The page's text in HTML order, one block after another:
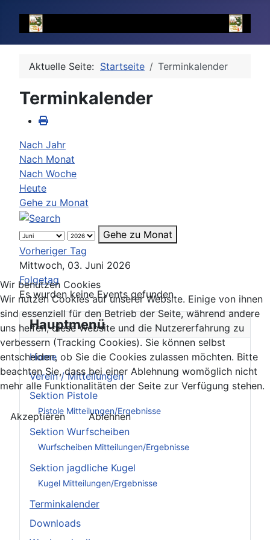
Hauptmenü
Home
Verein / Mitteilungen
Sektion Pistole
Pistole Mitteilungen/Ergebnisse
Sektion Wurfscheiben
Wurfscheiben Mitteilungen/Ergebnisse
Sektion jagdliche Kugel
Kugel Mitteilungen/Ergebnisse
Terminkalender
Downloads
Aktuelle Seite: Startseite Terminkalender
Terminkalender
Nach Jahr
Nach Monat
Nach Woche
Heute
Gehe zu Monat
Gehe zu Monat
Vorheriger Tag
Mittwoch, 03. Juni 2026
Folgetag
Es wurden keine Events gefunden
Wir benutzen Cookies
Wir nutzen Cookies auf unserer Website. Einige von ihnen
sind essenziell für den Betrieb der Seite, während andere
uns helfen, diese Website und die Nutzererfahrung zu
verbessern (Tracking Cookies). Sie können selbst
entscheiden, ob Sie die Cookies zulassen möchten. Bitte
beachten Sie, dass bei einer Ablehnung womöglich nicht
mehr alle Funktionalitäten der Seite zur Verfügung stehen.
Akzeptieren Ablehnen